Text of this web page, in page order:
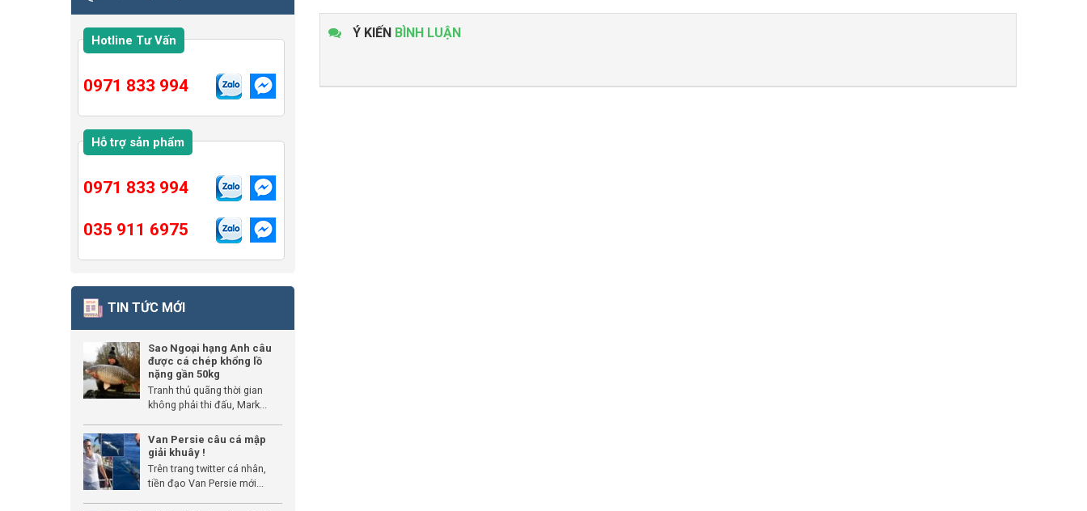
Ý KIẾN BÌNH LUẬN
Hotline Tư Vấn
0971 833 994
Hỗ trợ sản phẩm
0971 833 994
035 911 6975
TIN TỨC MỚI
Sao Ngoại hạng Anh câu
được cá chép khổng lồ
nặng gần 50kg
Tranh thủ quãng thời gian
không phải thi đấu, Mark...
Van Persie câu cá mập
giải khuây !
Trên trang twitter cá nhân,
tiền đạo Van Persie mới...